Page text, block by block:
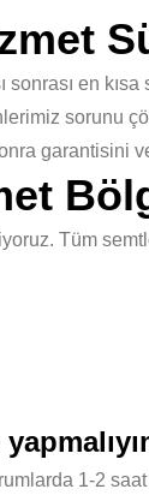
sonrası en
sorunu
garantisini
Tüm
1-2